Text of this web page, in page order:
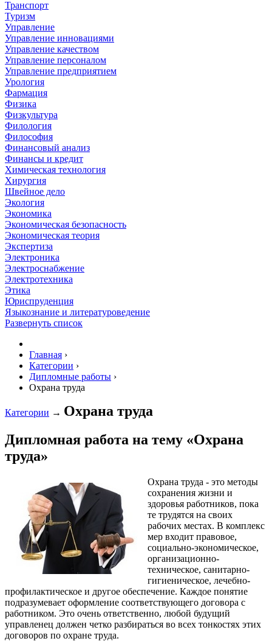
Транспорт
Туризм
Управление
Управление инновациями
Управление качеством
Управление персоналом
Управление предприятием
Урология
Фармация
Физика
Физкультура
Филология
Философия
Финансовый анализ
Финансы и кредит
Химическая технология
Хирургия
Швейное дело
Экология
Экономика
Экономическая безопасность
Экономическая теория
Экспертиза
Электроника
Электроснабжение
Электротехника
Этика
Юриспруденция
Языкознание и литературоведение
Развернуть список
Главная ›
Категории ›
Дипломные работы ›
Охрана труда
Категории → Охрана труда
Дипломная работа на тему «Охрана
труда»
Охрана труда - это методы
сохранения жизни и
здоровья работников, пока
те трудятся на своих
рабочих местах. В комплекс
мер входит правовое,
социально-экономическое,
организационно-
техническое, санитарно-
гигиеническое, лечебно-
профилактическое и другое обеспечение. Каждое понятие
подразумевает оформление соответствующего договора с
работником. Это очень ответственно, любой будущий
управленец должен четко разбираться во всех тонкостях этих
договоров по охране труда.